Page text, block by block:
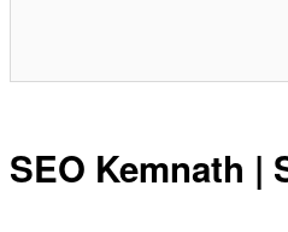
SEO Kemnath |